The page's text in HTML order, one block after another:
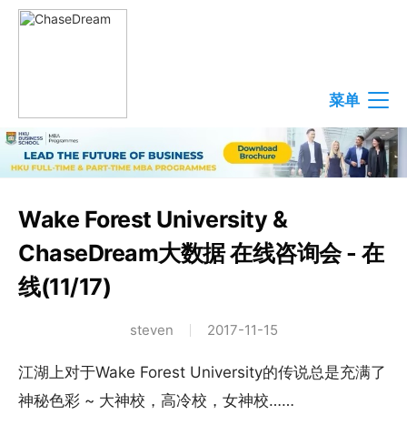
菜单
Wake Forest University &
ChaseDream大数据 在线咨询会 - 在
线(11/17)
steven 2017-11-15
江湖上对于Wake Forest University的传说总是充满了
神秘色彩 ~ 大神校，高冷校，女神校……